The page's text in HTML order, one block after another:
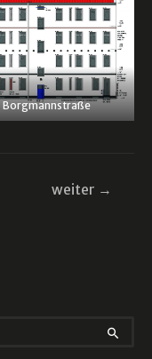
Borgmannstraße
weiter →